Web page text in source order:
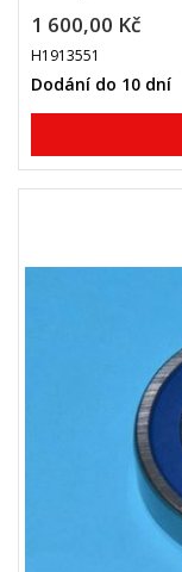
1 600,00 Kč
H1913551
Dodání do 10 dní